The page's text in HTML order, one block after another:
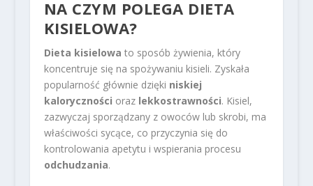
NA CZYM POLEGA DIETA
KISIELOWA?
Dieta kisielowa to sposób żywienia, który
koncentruje się na spożywaniu kisieli. Zyskała
popularność głównie dzięki niskiej
kaloryczności oraz lekkostrawności. Kisiel,
zazwyczaj sporządzany z owoców lub skrobi, ma
właściwości sycące, co przyczynia się do
kontrolowania apetytu i wspierania procesu
odchudzania.